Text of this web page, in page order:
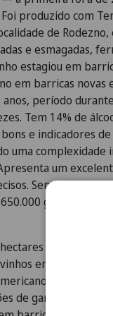
produzido com
de
e esmagadas,
estagiou em
em barricas novas
anos, período
Tem 14% de
e indicadores
uma complexidade
um
Sem dúvida,
garrafas. Foi
de vinhas e
envelhecem
com idade
de garrafas por